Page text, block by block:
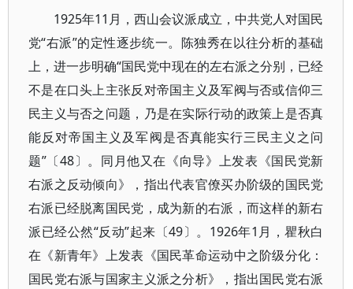
1925年11月，西山会议派成立，中共党人对国民
党“右派”的定性逐步统一。陈独秀在以往分析的基础
上，进一步明确“国民党中现在的左右派之分别，已经
不是在口头上主张反对帝国主义及军阀与否或信仰三
民主义与否之问题，乃是在实际行动的政策上是否真
能反对帝国主义及军阀是否真能实行三民主义之问
题”〔48〕。同月他又在《向导》上发表《国民党新
右派之反动倾向》，指出代表官僚买办阶级的国民党
右派已经脱离国民党，成为新的右派，而这样的新右
派已经公然“反动”起来〔49〕。1926年1月，瞿秋白
在《新青年》上发表《国民革命运动中之阶级分化：
国民党右派与国家主义派之分析》，指出国民党右派